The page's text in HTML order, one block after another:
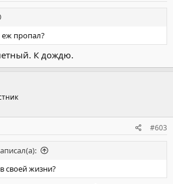
пропал?
К дождю.
#603
своей жизни?